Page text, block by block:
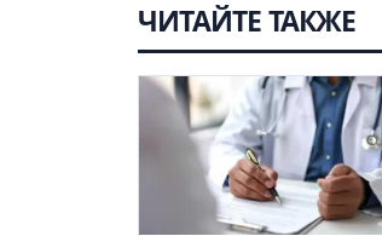
ЧИТАЙТЕ ТАКЖЕ